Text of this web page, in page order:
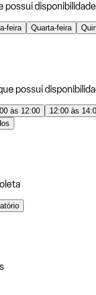
possui disponibilidade
feira Quarta-feira
possui
às 12:00 12:00 às